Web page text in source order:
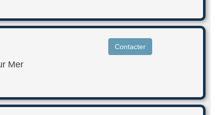
Contacter
Mer